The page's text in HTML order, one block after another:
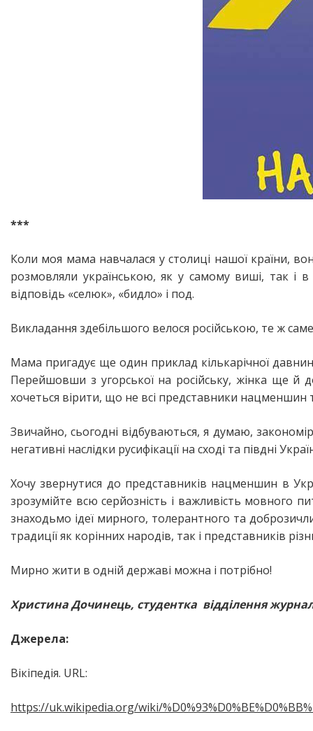
***
Коли моя мама навчалася у столиці нашої країни,
розмовляли українською, як у самому виші, так і
відповідь «селюк», «бидло» і под.
Викладання здебільшого велося російською, те ж
Мама пригадує ще один приклад кількарічної
Перейшовши з угорської на російську, жінка ще й
хочеться вірити, що не всі представники
Звичайно, сьогодні відбуваються, я думаю,
негативні наслідки русифікації на сході та півдні
Хочу звернутися до представників нацменшин в
зрозумійте всю серйозність і важливість мовного
знаходьмо ідеї мирного, толерантного та
традиції як корінних народів, так і представників
Мирно жити в одній державі можна і потрібно!
Христина Дочинець, студентка відділення
Джерела:
Вікіпедія. URL:
https://uk.wikipedia.org/wiki/